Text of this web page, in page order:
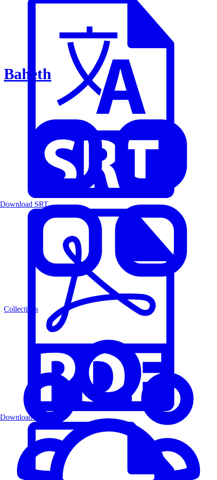
Baheth
Collections
Download SRT
Download PDF